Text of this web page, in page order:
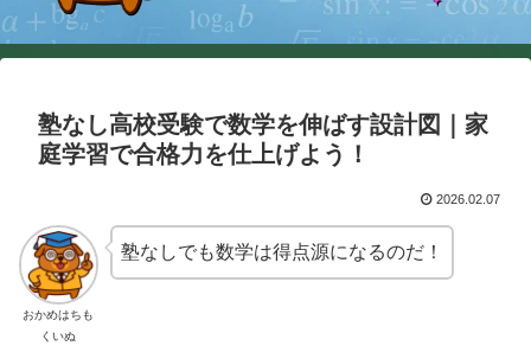
塾なし高校受験で数学を伸ばす設計図｜家
庭学習で合格力を仕上げよう！
2026.02.07
おかめはちも
くいぬ
塾なしでも数学は得点源になるのだ！